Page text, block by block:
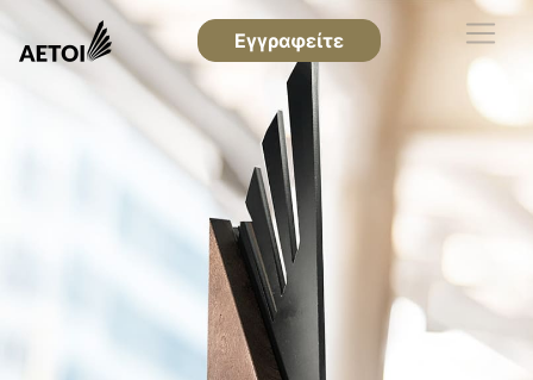
Εγγραφείτε